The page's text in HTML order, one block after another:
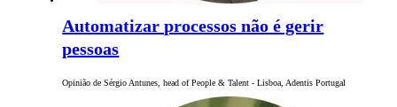
Automatizar processos não é gerir
pessoas
Opinião de Sérgio Antunes, head of People & Talent - Lisboa, Adentis Portugal